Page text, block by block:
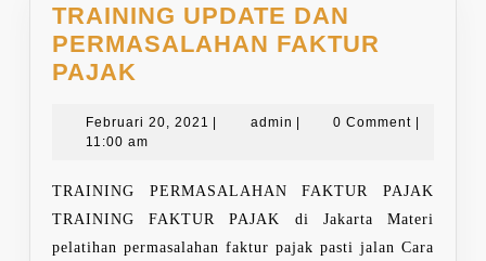
TRAINING UPDATE DAN
PERMASALAHAN FAKTUR
PAJAK
DAN
PERMASALAHAN
FAKTUR
PAJAK
Februari 20, 2021 Februariadmin admin0 Comment
11:00 am
TRAINING PERMASALAHAN FAKTUR PAJAK
TRAINING FAKTUR PAJAK di Jakarta Materi
pelatihan permasalahan faktur pajak pasti jalan Cara